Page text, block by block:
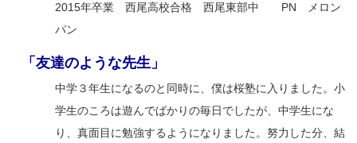
2015年卒業 西尾高校合格 西尾東部中 PN メロン
パン
「友達のような先生」
中学３年生になるのと同時に、僕は桜塾に入りました。小
学生のころは遊んでばかりの毎日でしたが、中学生にな
り、真面目に勉強するようになりました。努力した分、結